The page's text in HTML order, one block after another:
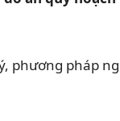
phương pháp